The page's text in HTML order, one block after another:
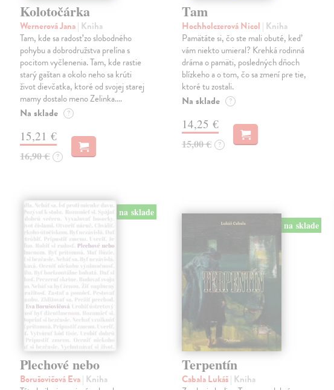
Kolotočárka
Wernerová Jana| Kniha
Tam, kde sa radosť zo slobodného
pohybu a dobrodružstva prelína s
pocitom vyčlenenia. Tam, kde rastie
starý gaštan a okolo neho sa krúti
život dievčatka, ktoré od svojej starej
mamy dostalo meno Zelinka.…
Na sklade ?
15,21 €
16,90 € ?
Tam
Hochholczerová Nicol | Kniha
Pamätáte si, čo ste mali obuté, keď
vám niekto umieral? Krehká rodinná
dráma o pamäti, posledných dňoch
blízkeho a o tom, čo sa zmení pre tie,
ktoré tu zostali.
Na sklade ?
14,25 €
15,00 € ?
na sklade
Plechové nebo
Borušovičová Eva| Kniha
na sklade
Terpentín
Cabala Lukáš| Kniha